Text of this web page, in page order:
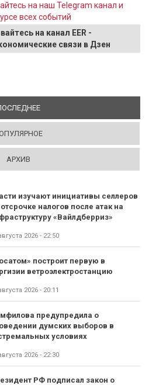
на наш Telegram канал и
всех событий
на канал EER -
связи в Дзен
(АКТИВНАЯ ВКЛАДКА)
АРХИВ
изучают инициативы селлеров
налогов после атак на
«Вайлдберриз»
2026 - 22:50
построит первую в
ветроэлектростанцию
2026 - 20:11
предупредила о
думских выборов в
условиях
2026 - 22:30
РФ подписал закон о